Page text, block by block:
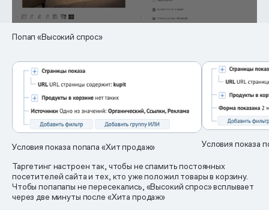
Попап «Высокий спрос»
Условия показа попапа «Хит продаж» Условия показа
Таргетинг настроен так, чтобы не спамить постоянных
посетителей сайта и тех, кто уже положил товары в корзину.
Чтобы попапапы не пересекались, «Высокий спрос» всплывает
через две минуты после «Хита продаж»